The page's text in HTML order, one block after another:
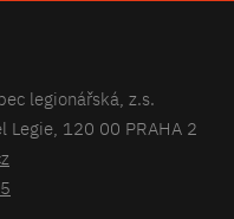
legionářská, z.s.
Legie, 120 00 PRAHA 2